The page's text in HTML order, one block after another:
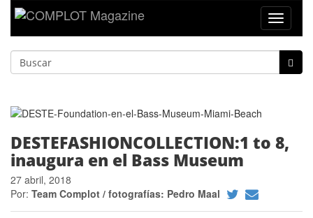
Toggle
DESTEFASHIONCOLLECTION:1 to 8,
inaugura en el Bass Museum
27 abril, 2018
Por: Team Complot / fotografías: Pedro Maal